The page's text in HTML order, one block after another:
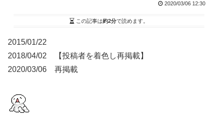
2020/03/06 12:30
この記事は約2分で読めます。
2015/01/22
2018/04/02 【投稿者を着色し再掲載】
2020/03/06 再掲載